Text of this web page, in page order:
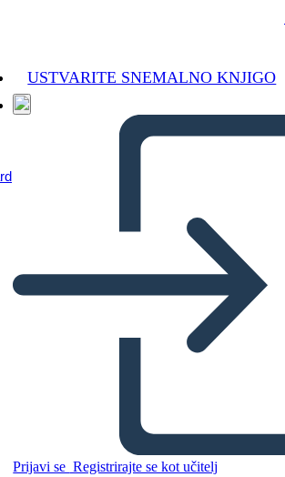
USTVARITE SNEMALNO KNJIGO
Prijavi se Registrirajte se kot učitelj